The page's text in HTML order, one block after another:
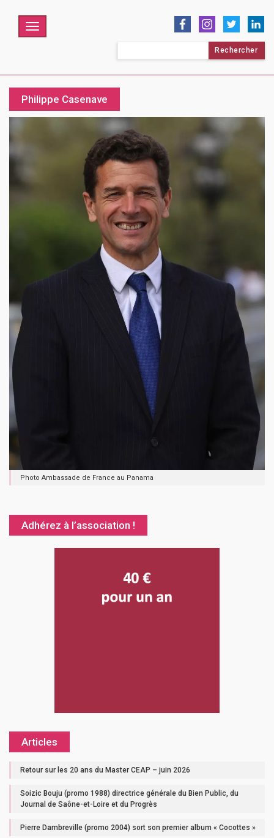
Menu
Philippe Casenave
Photo Ambassade de France au Panama
Adhérez à l’association !
Articles
Retour sur les 20 ans du Master CEAP – juin 2026
Soizic Bouju (promo 1988) directrice générale du Bien Public, du
Journal de Saône-et-Loire et du Progrès
Pierre Dambreville (promo 2004) sort son premier album « Cocottes »